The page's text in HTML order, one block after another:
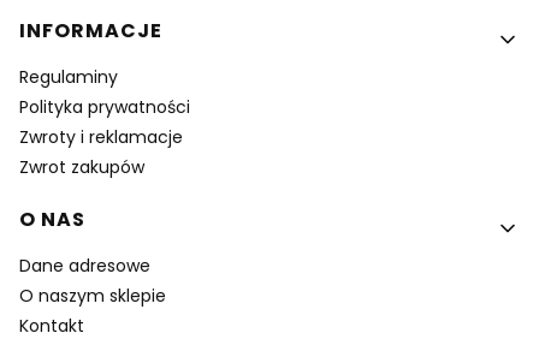
INFORMACJE
Regulaminy
Polityka prywatności
Zwroty i reklamacje
Zwrot zakupów
O NAS
Dane adresowe
O naszym sklepie
Kontakt